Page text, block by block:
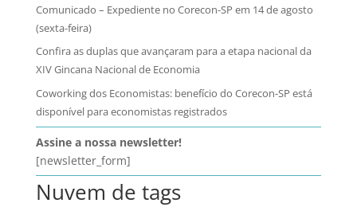
Comunicado – Expediente no Corecon-SP em 14 de agosto
(sexta-feira)
Confira as duplas que avançaram para a etapa nacional da
XIV Gincana Nacional de Economia
Coworking dos Economistas: benefício do Corecon-SP está
disponível para economistas registrados
Assine a nossa newsletter!
[newsletter_form]
Nuvem de tags